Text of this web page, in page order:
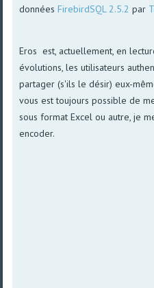
donnéesFirebirdSQL 2.5.2 par
Eros est, actuellement, en
évolutions, les utilisateurs
partager (s'ils le désir) eux-
vous est toujours possible de
sous format Excel ou autre, je
encoder.